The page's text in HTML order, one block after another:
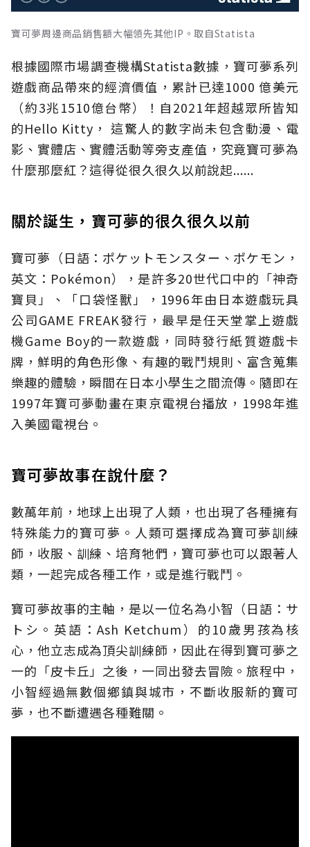
寶可夢周邊商品銷售額大幅領先其他IP。取自Statista
根據國際市場調查機構Statista數據，寶可夢系列
遊戲商品帶來的經濟價值，累計已達1000 億美元
（約3兆1510億台幣）！自2021年超越眾所皆知
的Hello Kitty， 這驚人的數字尚未包含動漫、電
影、實體店、實體活動等旁支產值，究竟寶可夢為
什麼那麼紅？這得從很久很久以前說起......
關於誕生，寶可夢的很久很久以前
寶可夢（日語：ポケットモンスター、ポケモン，
英文：Pokémon），是許多20世代口中的「神奇
寶貝」、「口袋怪獸」，1996年由日本遊戲玩具
公司GAME FREAK發行，最早是任天堂掌上遊戲
機Game Boy的一款遊戲，同時發行紙質遊戲卡
牌，鮮明的角色形像、有趣的戰鬥規則、富含蒐集
樂趣的體驗，瞬間在日本小學生之間流傳。隨即在
1997年寶可夢動畫在東京電視台播放，1998年進
入美國電視台。
寶可夢故事在說什麼？
數萬年前，地球上出現了人類，也出現了各種擁有
特殊能力的寶可夢。人類可選擇成為寶可夢訓練
師，收服、訓練、培育牠們，寶可夢也可以跟著人
類，一起完成各種工作，或是進行戰鬥。
寶可夢故事的主軸，是以一位名為小智（日語：サ
トシ。英語：Ash Ketchum）的10歲男孩為核
心，他立志成為頂尖訓練師，因此在得到寶可夢之
一的「皮卡丘」之後，一同出發去冒險。旅程中，
小智經過無數個鄉鎮與城市，不斷收服新的寶可
夢，也不斷遭遇各種難關。